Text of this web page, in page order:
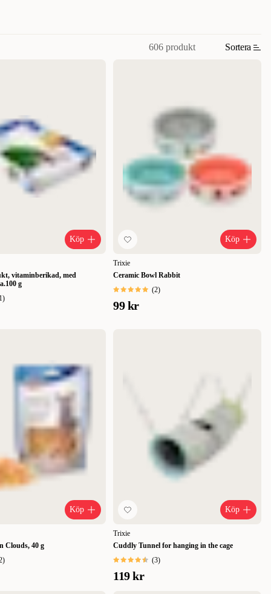
606 produkt Sortera
Köp
vitaminberikad, med
g
)
Köp
Trixie
Ceramic Bowl Rabbit
(2)
99 kr
Köp
Clouds, 40 g
)
Köp
Trixie
Cuddly Tunnel for hanging in the cage
(3)
119 kr